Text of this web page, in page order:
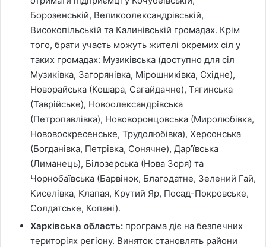
Борозенській, Великоолександрівській,
Високопільській та Калинівській громадах. Крім
того, брати участь можуть жителі окремих сіл у
таких громадах: Музиківська (доступно для сіл
Музиківка, Загорянівка, Мірошниківка, Східне),
Новорайська (Кошара, Сагайдачне), Тягинська
(Таврійське), Новоолександрівська
(Петропавлівка), Нововоронцовська (Миролюбівка,
Нововоскресенське, Трудолюбівка), Херсонська
(Богданівка, Петрівка, Сонячне), Дар’ївська
(Лиманець), Білозерська (Нова Зоря) та
Чорнобаївська (Барвінок, Благодатне, Зелений Гай,
Киселівка, Клапая, Крутий Яр, Посад-Покровське,
Солдатське, Копані).
Харківська область: програма діє на безпечних
територіях регіону. Виняток становлять райони